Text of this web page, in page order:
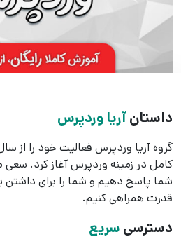
داستانآریا وردپرس
کامل در زمینه وردپرس آغاز کرد.
شما پاسخ دهیم و شما را برای
قدرت همراهی کنیم.
دسترسی سریع